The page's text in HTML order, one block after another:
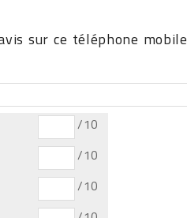
sur ce téléphone mobile
/10
/10
/10